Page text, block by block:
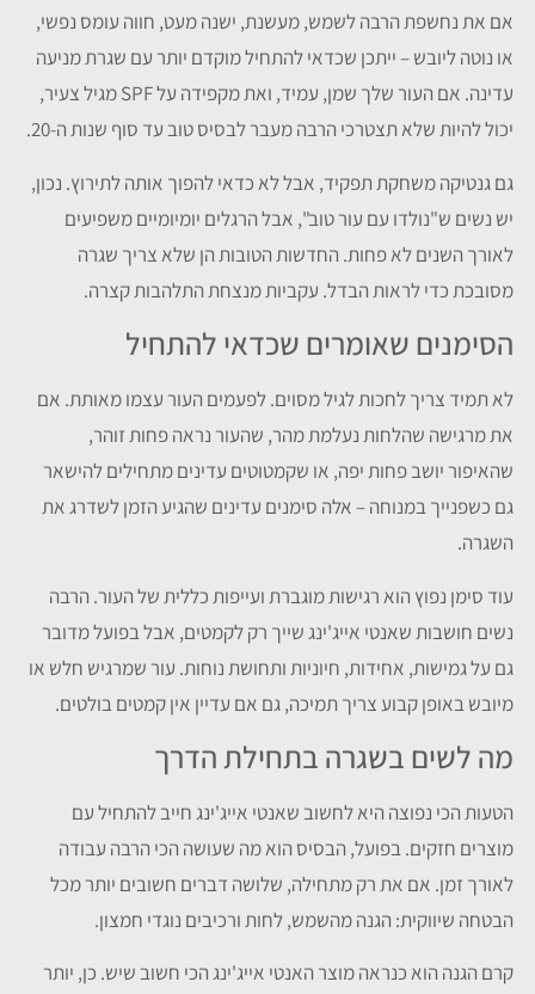
אם את נחשפת הרבה לשמש, מעשנת, ישנה מעט, חווה עומס נפשי,
או נוטה ליובש – ייתכן שכדאי להתחיל מוקדם יותר עם שגרת מניעה
עדינה. אם העור שלך שמן, עמיד, ואת מקפידה על SPF מגיל צעיר,
יכול להיות שלא תצטרכי הרבה מעבר לבסיס טוב עד סוף שנות ה-20.
גם גנטיקה משחקת תפקיד, אבל לא כדאי להפוך אותה לתירוץ. נכון,
יש נשים ש"נולדו עם עור טוב", אבל הרגלים יומיומיים משפיעים
לאורך השנים לא פחות. החדשות הטובות הן שלא צריך שגרה
מסובכת כדי לראות הבדל. עקביות מנצחת התלהבות קצרה.
הסימנים שאומרים שכדאי להתחיל
לא תמיד צריך לחכות לגיל מסוים. לפעמים העור עצמו מאותת. אם
את מרגישה שהלחות נעלמת מהר, שהעור נראה פחות זוהר,
שהאיפור יושב פחות יפה, או שקמטוטים עדינים מתחילים להישאר
גם כשפנייך במנוחה – אלה סימנים עדינים שהגיע הזמן לשדרג את
השגרה.
עוד סימן נפוץ הוא רגישות מוגברת ועייפות כללית של העור. הרבה
נשים חושבות שאנטי אייג'ינג שייך רק לקמטים, אבל בפועל מדובר
גם על גמישות, אחידות, חיוניות ותחושת נוחות. עור שמרגיש חלש או
מיובש באופן קבוע צריך תמיכה, גם אם עדיין אין קמטים בולטים.
מה לשים בשגרה בתחילת הדרך
הטעות הכי נפוצה היא לחשוב שאנטי אייג'ינג חייב להתחיל עם
מוצרים חזקים. בפועל, הבסיס הוא מה שעושה הכי הרבה עבודה
לאורך זמן. אם את רק מתחילה, שלושה דברים חשובים יותר מכל
הבטחה שיווקית: הגנה מהשמש, לחות ורכיבים נוגדי חמצון.
קרם הגנה הוא כנראה מוצר האנטי אייג'ינג הכי חשוב שיש. כן, יותר